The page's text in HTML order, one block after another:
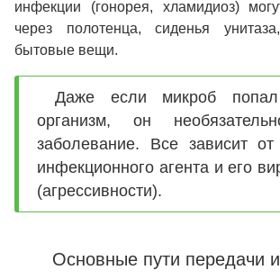
инфекции (гонорея, хламидиоз)
через полотенца, сиденья
бытовые вещи.
Даже если микроб
организм, он
заболевание. Все зависит от
инфекционного агента и его
(агрессивности).
Основные пути передачи